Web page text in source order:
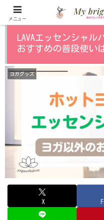
LAVAエッセンシャル
おすすめの普段使い
ヨガグッズ
X
メニュー